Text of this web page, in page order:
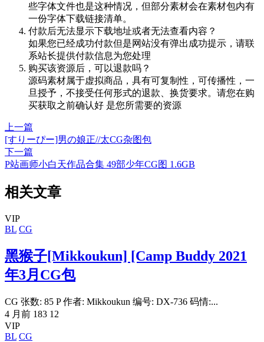
些字体文件也是这种情况，但部分素材会在素材包内有
一份字体下载链接清单。
付款后无法显示下载地址或者无法查看内容？
如果您已经成功付款但是网站没有弹出成功提示，请联
系站长提供付款信息为您处理
购买该资源后，可以退款吗？
源码素材属于虚拟商品，具有可复制性，可传播性，一
旦授予，不接受任何形式的退款、换货要求。请您在购
买获取之前确认好 是您所需要的资源
上一篇
[すりーぴー]男の娘正//太CG杂图包
下一篇
P站画师小白天作品合集 49部少年CG图 1.6GB
相关文章
VIP
BL CG
黑猴子[Mikkoukun] [Camp Buddy 2021
年3月CG包
CG 张数: 85 P 作者: Mikkoukun 编号: DX-736 码情:...
4 月前 183 12
VIP
BL CG